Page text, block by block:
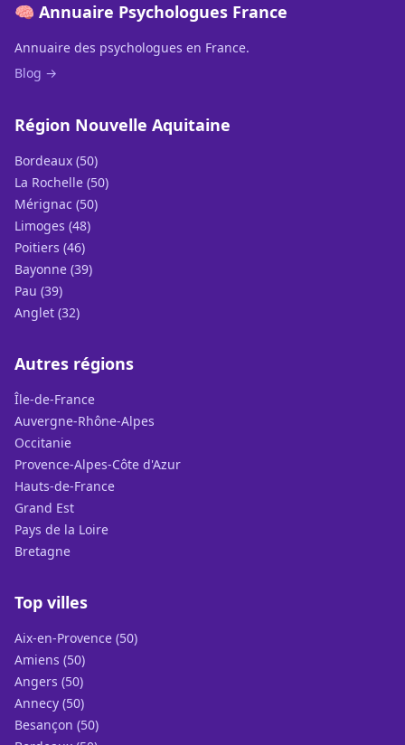
🧠 Annuaire Psychologues France
Annuaire des psychologues en France.
Blog →
Région Nouvelle Aquitaine
Bordeaux (50)
La Rochelle (50)
Mérignac (50)
Limoges (48)
Poitiers (46)
Bayonne (39)
Pau (39)
Anglet (32)
Autres régions
Île-de-France
Auvergne-Rhône-Alpes
Occitanie
Provence-Alpes-Côte d'Azur
Hauts-de-France
Grand Est
Pays de la Loire
Bretagne
Top villes
Aix-en-Provence (50)
Amiens (50)
Angers (50)
Annecy (50)
Besançon (50)